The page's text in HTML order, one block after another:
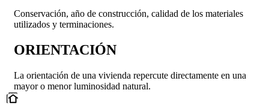
Conservación, año de construcción, calidad de los materiales
utilizados y terminaciones.
ORIENTACIÓN
La orientación de una vivienda repercute directamente en una
mayor o menor luminosidad natural.